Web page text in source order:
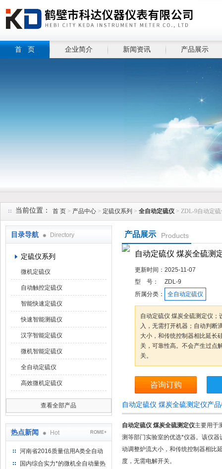
首 页 企业简介 新闻资讯 产品展示
当前位置： 首 页 > 产品中心 > 定硫仪系列 > 全自动定硫仪 > ZDL-9自动定
目录导航 Directory
定硫仪系列
微机定硫仪
自动触控定硫仪
智能快速定硫仪
快速智能测硫仪
汉字智能定硫仪
微机智能定硫仪
全自动定硫仪
高效微机定硫仪
查看全部产品
热点新闻 Hot ROME+
河南省2016质量信用A类全自动
量热仪
国内综合实力*的微机全自动量热
产品展示 Products
自动定硫仪 煤炭全硫测
更新时间： 2025-11-07
型 号：
ZDL-9
所属分类：
全自动定硫仪
自动定硫仪 煤炭全硫测定仪
入，无需打开机器；自动判断
大小，和传统控制器相比延长
关，可靠性高。不会产生过点
关。
咨询订购
自动定硫仪 煤炭全硫测定仪产
自动定硫仪 煤炭全硫测定仪主要用于
测等部门实验室的优选*仪器。该仪
动调整炉流大小，和传统控制器相比
度，无需电解开关。